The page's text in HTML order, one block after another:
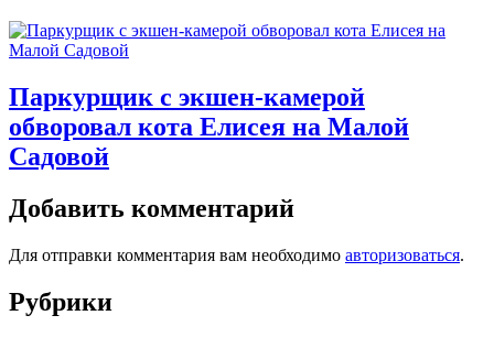
Паркурщик с экшен-камерой
обворовал кота Елисея на Малой
Садовой
Добавить комментарий
Для отправки комментария вам необходимо авторизоваться.
Рубрики